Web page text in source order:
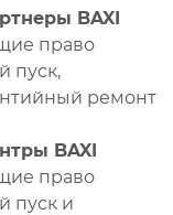
BAXI
право
пуск,
ремонт
BAXI
право
пуск и